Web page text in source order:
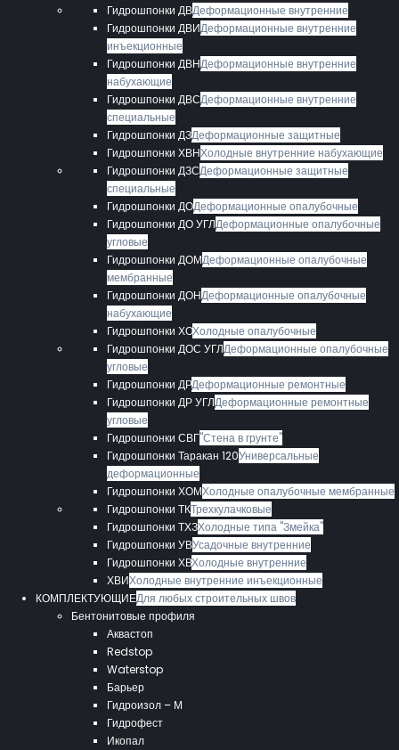
Гидрошпонки ДВДеформационные внутренние
Гидрошпонки ДВИДеформационные внутренние
инъекционные
Гидрошпонки ДВНДеформационные внутренние
набухающие
Гидрошпонки ДВСДеформационные внутренние
специальные
Гидрошпонки ДЗДеформационные защитные
Гидрошпонки ХВНХолодные внутренние набухающие
Гидрошпонки ДЗСДеформационные защитные
специальные
Гидрошпонки ДОДеформационные опалубочные
Гидрошпонки ДО УГЛДеформационные опалубочные
угловые
Гидрошпонки ДОМДеформационные опалубочные
мембранные
Гидрошпонки ДОНДеформационные опалубочные
набухающие
Гидрошпонки ХОХолодные опалубочные
Гидрошпонки ДОС УГЛДеформационные опалубочные
угловые
Гидрошпонки ДРДеформационные ремонтные
Гидрошпонки ДР УГЛДеформационные ремонтные
угловые
Гидрошпонки СВГ"Стена в грунте"
Гидрошпонки Таракан 120Универсальные
деформационные
Гидрошпонки ХОМХолодные опалубочные мембранные
Гидрошпонки ТКТрехкулачковые
Гидрошпонки ТХЗХолодные типа "Змейка"
Гидрошпонки УВУсадочные внутренние
Гидрошпонки ХВХолодные внутренние
ХВИХолодные внутренние инъекционные
КОМПЛЕКТУЮЩИЕДля любых строительных швов
Бентонитовые профиля
Аквастоп
Redstop
Waterstop
Барьер
Гидроизол – М
Гидрофест
Икопал